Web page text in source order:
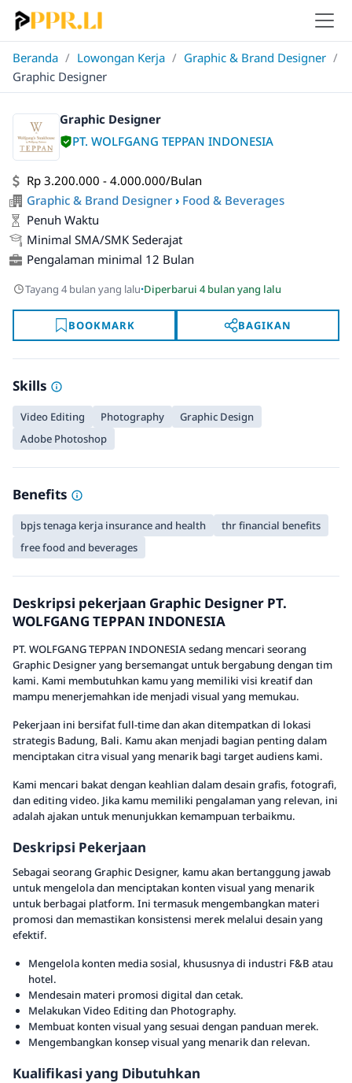
Beranda / Lowongan Kerja / Graphic & Brand Designer /
Graphic Designer
Graphic Designer
PT. WOLFGANG TEPPAN INDONESIA
Rp 3.200.000 - 4.000.000/Bulan
Graphic & Brand Designer › Food & Beverages
Penuh Waktu
Minimal SMA/SMK Sederajat
Pengalaman minimal 12 Bulan
Tayang 4 bulan yang lalu·Diperbarui 4 bulan yang lalu
BOOKMARK BAGIKAN
Skills
Video Editing Photography
Graphic Design
Adobe Photoshop
Benefits
bpjs tenaga kerja insurance and health
thr financial benefits
free food and beverages
Deskripsi pekerjaan Graphic Designer PT.
WOLFGANG TEPPAN INDONESIA
PT. WOLFGANG TEPPAN INDONESIA sedang mencari seorang
Graphic Designer yang bersemangat untuk bergabung dengan tim
kami. Kami membutuhkan kamu yang memiliki visi kreatif dan
mampu menerjemahkan ide menjadi visual yang memukau.
Pekerjaan ini bersifat full-time dan akan ditempatkan di lokasi
strategis Badung, Bali. Kamu akan menjadi bagian penting dalam
menciptakan citra visual yang menarik bagi target audiens kami.
Kami mencari bakat dengan keahlian dalam desain grafis, fotografi,
dan editing video. Jika kamu memiliki pengalaman yang relevan, ini
adalah ajakan untuk menunjukkan kemampuan terbaikmu.
Deskripsi Pekerjaan
Sebagai seorang Graphic Designer, kamu akan bertanggung jawab
untuk mengelola dan menciptakan konten visual yang menarik
untuk berbagai platform. Ini termasuk mengembangkan materi
promosi dan memastikan konsistensi merek melalui desain yang
efektif.
Mengelola konten media sosial, khususnya di industri F&B atau
hotel.
Mendesain materi promosi digital dan cetak.
Melakukan Video Editing dan Photography.
Membuat konten visual yang sesuai dengan panduan merek.
Mengembangkan konsep visual yang menarik dan relevan.
Kualifikasi yang Dibutuhkan